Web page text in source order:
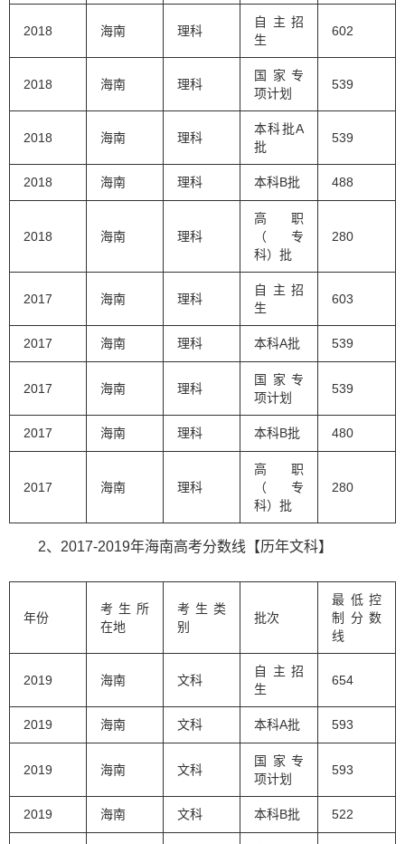
2018 海南 理科
自主招
生
602
2018 海南 理科
国家专
项计划
539
2018 海南 理科
本科批A
批
539
2018 海南 理科 本科B批 488
2018 海南 理科
高职
（专
科）批
280
2017 海南 理科
自主招
生
603
2017 海南 理科 本科A批 539
2017 海南 理科
国家专
项计划
539
2017 海南 理科 本科B批 480
2017 海南 理科
高职
（专
科）批
280
2、2017-2019年海南高考分数线【历年文科】
年份
考生所
在地
考生类
别
批次
最低控
制分数
线
2019 海南 文科
自主招
生
654
2019 海南 文科 本科A批 593
2019 海南 文科
国家专
项计划
593
2019 海南 文科 本科B批 522